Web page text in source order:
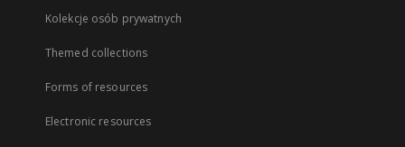
Kolekcje osób prywatnych
Themed collections
Forms of resources
Electronic resources